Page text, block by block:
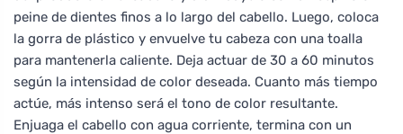
peine de dientes finos a lo largo del cabello. Luego, coloca
la gorra de plástico y envuelve tu cabeza con una toalla
para mantenerla caliente. Deja actuar de 30 a 60 minutos
según la intensidad de color deseada. Cuanto más tiempo
actúe, más intenso será el tono de color resultante.
Enjuaga el cabello con agua corriente, termina con un